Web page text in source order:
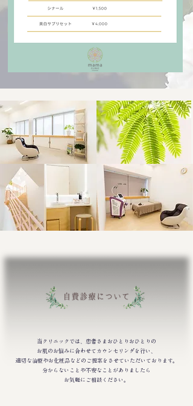
当クリニックでは、患者さまおひとりおひとりの
お肌のお悩みに合わせてカウンセリングを行い、
適切な治療やお化粧品などのご提案をさせていただいております。
分からないことや不安なことがありましたら
お気軽にご相談ください。